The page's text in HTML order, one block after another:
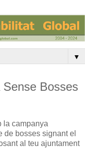
▼
Bosses
la campanya
de bosses signant el
al teu ajuntament